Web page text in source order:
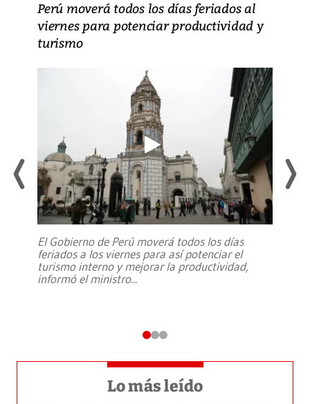
Perú moverá todos los días feriados al
viernes para potenciar productividad y
turismo
El Gobierno de Perú moverá todos los días
feriados a los viernes para así potenciar el
turismo interno y mejorar la productividad,
informó el ministro...
Lo más leído